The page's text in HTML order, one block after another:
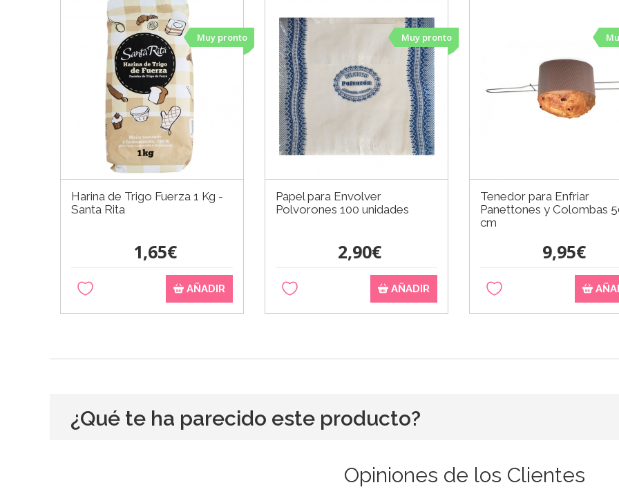
Muy pronto
Harina de Trigo Fuerza 1 Kg -
Santa Rita
1,65€
AÑADIR
Muy pronto
Papel para Envolver
Polvorones 100 unidades
2,90€
AÑADIR
Tenedor para Enfriar
Panettones y Colombas
cm
9,95€
¿Qué te ha parecido este producto?
Opiniones de los Clientes